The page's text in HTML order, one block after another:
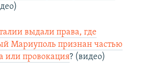
выдали права, где
Мариуполь признан частью
или провокация? (видео)